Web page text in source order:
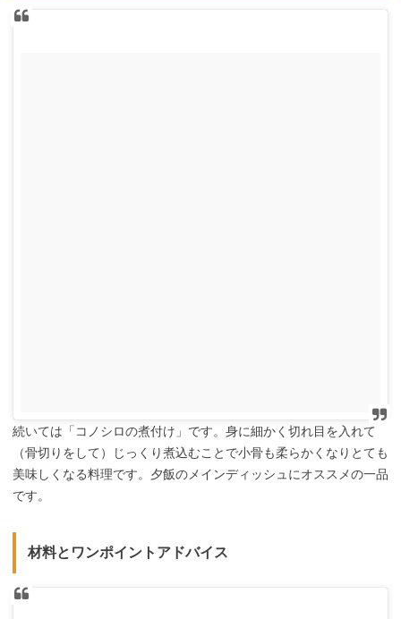
続いては「コノシロの煮付け」です。身に細かく切れ目を入れて
（骨切りをして）じっくり煮込むことで小骨も柔らかくなりとても
美味しくなる料理です。夕飯のメインディッシュにオススメの一品
です。
材料とワンポイントアドバイス